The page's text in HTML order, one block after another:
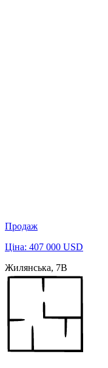
Продаж
Ціна: 407 000 USD
Жилянська, 7В